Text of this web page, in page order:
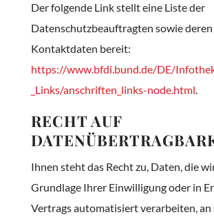
Der folgende Link stellt eine Liste der
Datenschutzbeauftragten sowie deren
Kontaktdaten bereit:
https://www.bfdi.bund.de/DE/
_Links/anschriften_links-node.html.
RECHT AUF
Ihnen steht das Recht zu, Daten, die
Grundlage Ihrer Einwilligung oder in
Vertrags automatisiert verarbeiten, an